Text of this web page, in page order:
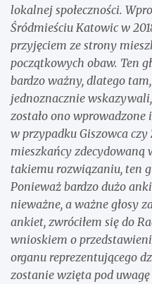
lokalnej społeczności.
Śródmieściu Katowic w
przyjęciem ze strony
początkowych obaw. Ten
bardzo ważny, dlatego
jednoznacznie
zostało ono
w przypadku Giszowca
mieszkańcy zdecydowaną
takiemu rozwiązaniu, ten
Ponieważ bardzo dużo
nieważne, a ważne głosy
ankiet, zwróciłem się do
wnioskiem o
organu reprezentującego
zostanie wzięta pod